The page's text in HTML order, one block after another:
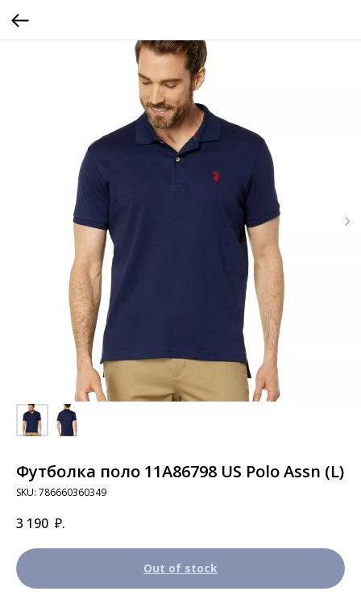
Футболка поло 11A86798 US Polo Assn (L)
SKU: 786660360349
3 190 ₽.
Out of stock